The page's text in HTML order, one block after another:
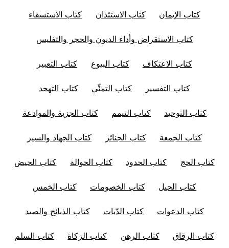
كتاب الإيمان كتاب الاستئذان كتاب الاستسقاء
كتاب الاستقراض وأداء الديون والحجر والتفليس
كتاب الاعتكاف كتاب البيوع كتاب التعبير
كتاب التفسير كتاب التمنِّي كتاب التهجد
كتاب التوحيد كتاب التيمم كتاب الجزية والموادعة
كتاب الجمعة كتاب الجنائز كتاب الجهاد والسير
كتاب الحج كتاب الحدود كتاب الحوالة كتاب الحيض
كتاب الحيل كتاب الخصومات كتاب الخمس
كتاب الدعوات كتاب الدّيات كتاب الذبائح والصيد
كتاب الرقاق كتاب الرهن كتاب الزكاة كتاب السلم